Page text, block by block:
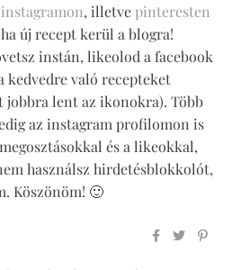
instagramon, illetve pinteresten
új recept kerül a blogra!
instán, likeolod a facebook
kedvedre való recepteket
jobbra lent az ikonokra). Több
az instagram profilomon is
és a likeokkal,
használsz hirdetésblokkolót,
Köszönöm! 🙂